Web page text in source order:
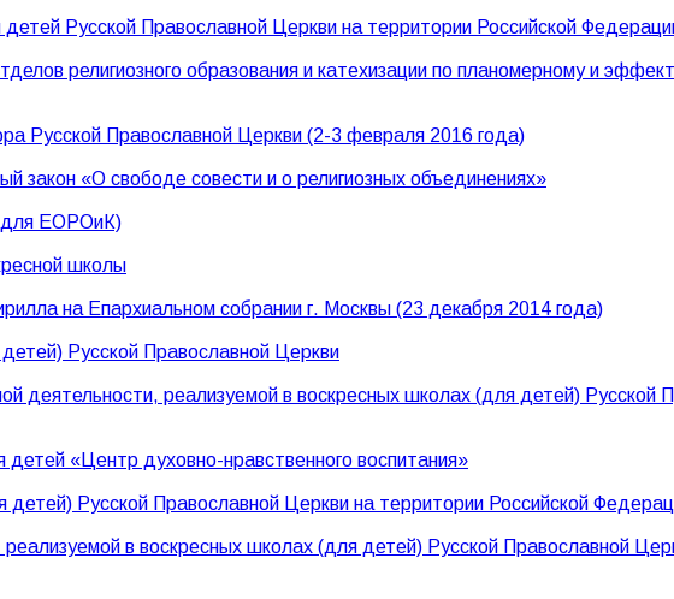
Русской Православной Церкви на территории Российской
религиозного образования и катехизации по планомерному и
Русской Православной Церкви (2-3 февраля 2016 года)
закон «О свободе совести и о религиозных объединениях»
(для ЕОРОиК)
школы
на Епархиальном собрании г. Москвы (23 декабря 2014 года)
Русской Православной Церкви
деятельности, реализуемой в воскресных школах (для детей) Русской
«Центр духовно-нравственного воспитания»
Русской Православной Церкви на территории Российской
в воскресных школах (для детей) Русской Православной